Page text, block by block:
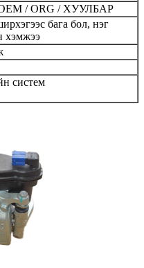
/ ORG / ХУУЛБАР
бага бол, нэг
хэмжээ
систем